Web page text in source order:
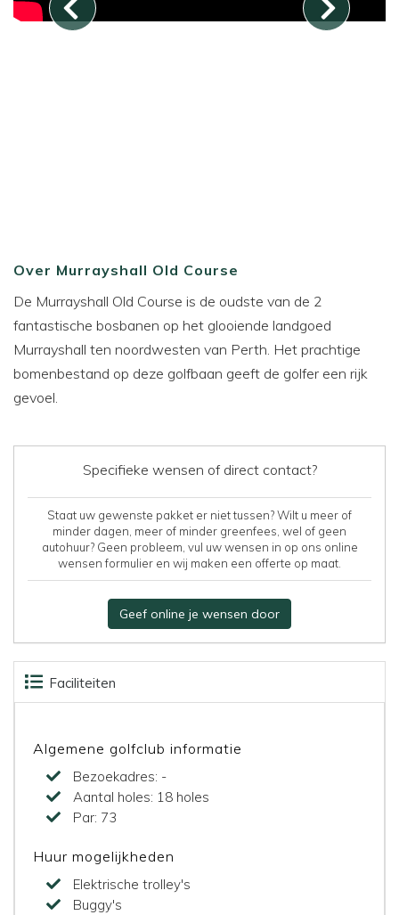
Over Murrayshall Old Course
De Murrayshall Old Course is de oudste van de 2
fantastische bosbanen op het glooiende landgoed
Murrayshall ten noordwesten van Perth. Het prachtige
bomenbestand op deze golfbaan geeft de golfer een rijk
gevoel.
Specifieke wensen of direct contact?
Staat uw gewenste pakket er niet tussen? Wilt u meer of
minder dagen, meer of minder greenfees, wel of geen
autohuur? Geen probleem, vul uw wensen in op ons online
wensen formulier en wij maken een offerte op maat.
Geef online je wensen door
Faciliteiten
Algemene golfclub informatie
Bezoekadres: -
Aantal holes: 18 holes
Par: 73
Huur mogelijkheden
Elektrische trolley's
Buggy's